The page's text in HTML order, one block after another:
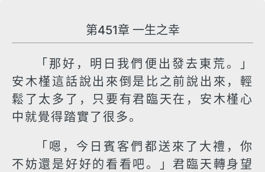
第451章 一生之幸
「那好，明日我們便出發去東荒。」
安木槿這話說出來倒是比之前說出來，輕
鬆了太多了，只要有君臨天在，安木槿心
中就覺得踏實了很多。
「嗯，今日賓客們都送來了大禮，你
不妨還是好好的看看吧。」君臨天轉身望